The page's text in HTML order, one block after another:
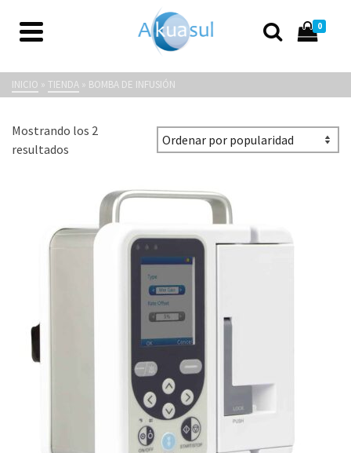
0
INICIO » TIENDA » BOMBA DE INFUSIÓN
Mostrando los 2
resultados
popularidad